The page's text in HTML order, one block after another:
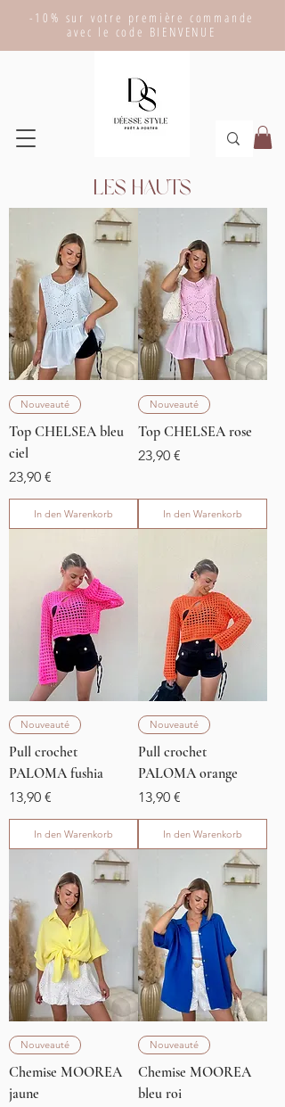
-10% sur votre première commande
avec le code BIENVENUE
Les hauts
Nouveauté
Top CHELSEA bleu
ciel
Preis
23,90 €
In den Warenkorb
Nouveauté
Top CHELSEA rose
Preis
23,90 €
In den Warenkorb
Nouveauté
Pull crochet
PALOMA fushia
Preis
13,90 €
In den Warenkorb
Nouveauté
Pull crochet
PALOMA orange
Preis
13,90 €
In den Warenkorb
Nouveauté
Chemise MOOREA
jaune
Nouveauté
Chemise MOOREA
bleu roi